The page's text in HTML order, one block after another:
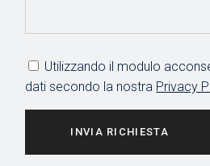
Utilizzando il modulo
dati secondo la nostra Privacy
INVIA RICHIESTA